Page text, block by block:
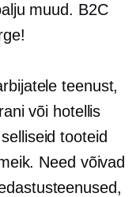
muud. B2C
teenust,
või hotellis
tooteid
Need võivad